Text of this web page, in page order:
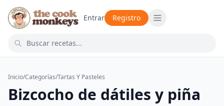
Entrar Registro
Inicio/Categorías/Tartas Y Pasteles
Bizcocho de dátiles y piña